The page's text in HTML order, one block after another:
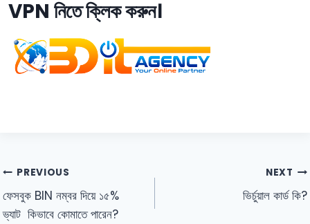
VPN নিতে ক্লিক করুন।
PREVIOUS
ফেসবুক BIN নম্বর দিয়ে ১৫%
ভ্যাট কিভাবে কোমাতে পারেন?
NEXT
ভির্চুয়াল কার্ড কি?